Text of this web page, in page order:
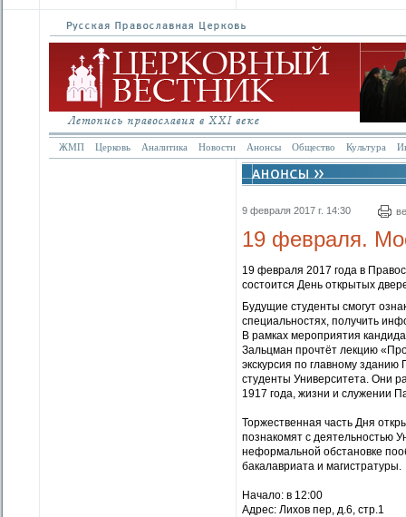
ЖМП Церковь Аналитика Новости Анонсы Общество Культура
9 февраля 2017 г. 14:30
19 февраля.
19 февраля 2017 года в
состоится День открытых
Будущие студенты смогут
специальностях, получить
В рамках мероприятия
Зальцман прочтёт лекцию
экскурсия по главному
студенты Университета. Они
1917 года, жизни и служении
Торжественная часть Дня
познакомят с деятельностью
неформальной обстановке
бакалавриата и магистратуры.
Начало: в 12:00
Адрес: Лихов пер, д.6, стр.1